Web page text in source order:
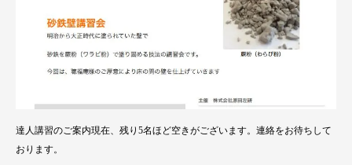
達人講習のご案内現在、残り5名ほど空きがございます。連絡をお待ちして
おります。